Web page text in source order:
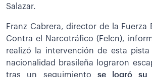
Salazar.
Franz Cabrera, director de la Fuerza
Contra el Narcotráfico (Felcn),
realizó la intervención de esta
nacionalidad brasileña lograron
tras un seguimiento se logró su